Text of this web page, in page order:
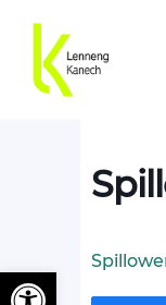
Ouvrir la barre d’outils